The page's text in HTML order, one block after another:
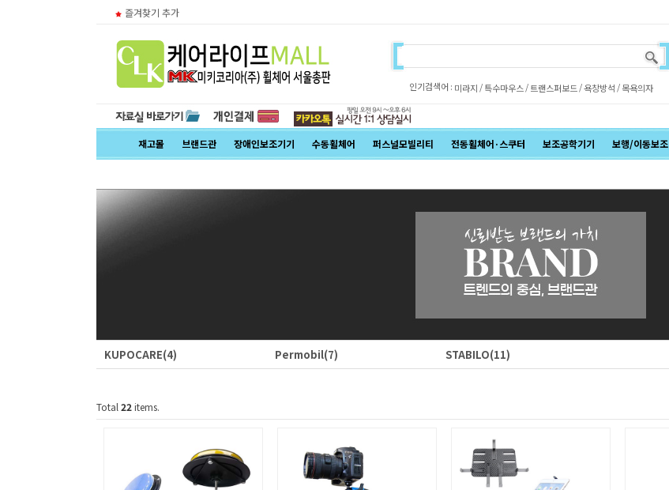
즐겨찾기 추가
인기검색어 : 미라지 /특수마우스/트랜스퍼보드 /욕창방석 /목욕의자
재고몰 브랜드관 장애인보조기기 수동휠체어 퍼스널모빌리티 전동휠체어·스쿠터 보조공학기기 보행/이동보조
KUPOCARE(4) Permobil(7) STABILO(11)
Total22items.